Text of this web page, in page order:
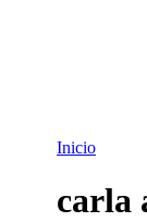
Inicio
carla